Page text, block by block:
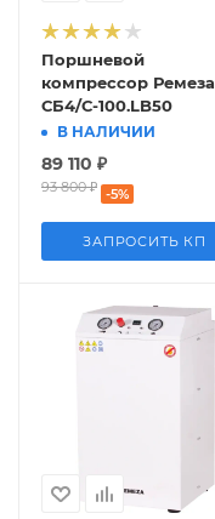
Поршневой
компрессор Ремеза
СБ4/С-100.LB50
В НАЛИЧИИ
89 110 ₽
93 800₽ -5%
ЗАПРОСИТЬ КП